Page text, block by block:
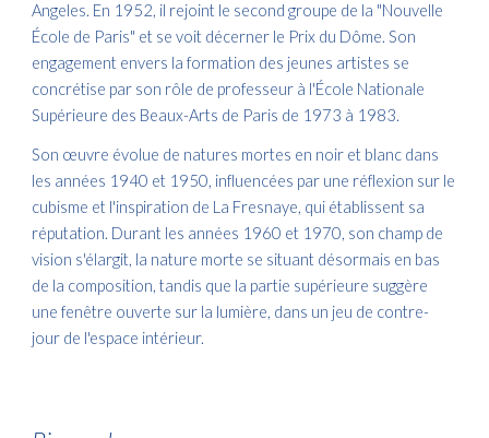
Angeles. En 1952, il rejoint le second groupe de la "Nouvelle
École de Paris" et se voit décerner le Prix du Dôme. Son
engagement envers la formation des jeunes artistes se
concrétise par son rôle de professeur à l'École Nationale
Supérieure des Beaux-Arts de Paris de 1973 à 1983.
Son œuvre évolue de natures mortes en noir et blanc dans
les années 1940 et 1950, influencées par une réflexion sur le
cubisme et l'inspiration de La Fresnaye, qui établissent sa
réputation. Durant les années 1960 et 1970, son champ de
vision s'élargit, la nature morte se situant désormais en bas
de la composition, tandis que la partie supérieure suggère
une fenêtre ouverte sur la lumière, dans un jeu de contre-
jour de l'espace intérieur.